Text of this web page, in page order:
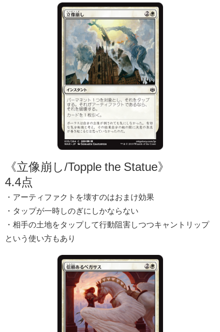
《立像崩し/Topple the Statue》
4.4点
・アーティファクトを壊すのはおまけ効果
・タップが一時しのぎにしかならない
・相手の土地をタップして行動阻害しつつキャントリップ
という使い方もあり